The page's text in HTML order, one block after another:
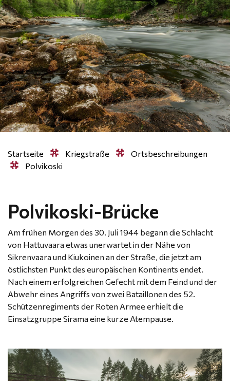
Startseite Kriegstraße
Ortsbeschreibungen
Polvikoski
Polvikoski-Brücke
Am frühen Morgen des 30. Juli 1944 begann die Schlacht
von Hattuvaara etwas unerwartet in der Nähe von
Sikrenvaara und Kiukoinen an der Straße, die jetzt am
östlichsten Punkt des europäischen Kontinents endet.
Nach einem erfolgreichen Gefecht mit dem Feind und der
Abwehr eines Angriffs von zwei Bataillonen des 52.
Schützenregiments der Roten Armee erhielt die
Einsatzgruppe Sirama eine kurze Atempause.